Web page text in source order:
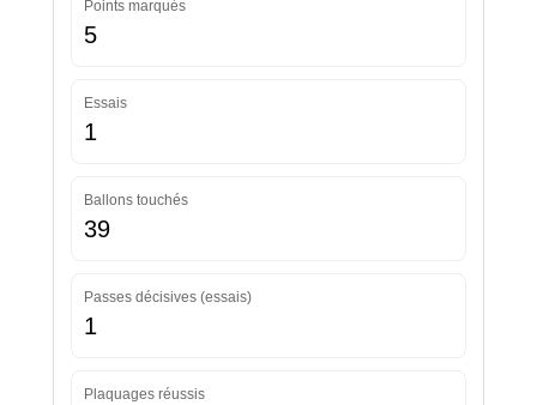
Points marqués
5
Essais
1
Ballons touchés
39
Passes décisives (essais)
1
Plaquages réussis